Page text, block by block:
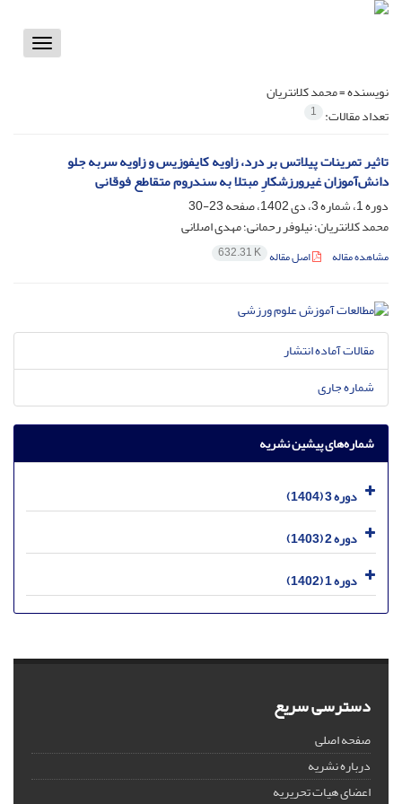
Toggle
نویسنده =محمد کلانتریان
تعداد مقالات: 1
تاثیر تمرینات پیلاتس بر درد، زاویه کایفوزیس و زاویه سربه جلو
دانش‌آموزان غیرورزشکارِ مبتلا به سندروم متقاطع فوقانی
دوره 1، شماره 3، دی 1402، صفحه
23-30
محمد کلانتریان؛ نیلوفر رحمانی؛ مهدی اصلانی
مشاهده مقاله اصل مقاله 632.31 K
مقالات آماده انتشار
شماره جاری
شماره‌های پیشین نشریه
دوره 3 (1404)
دوره 2 (1403)
دوره 1 (1402)
دسترسی سریع
صفحه اصلی
درباره نشریه
اعضای هیات تحریریه